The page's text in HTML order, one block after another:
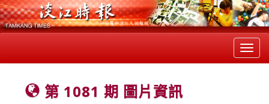
第 1081 期 圖片資訊